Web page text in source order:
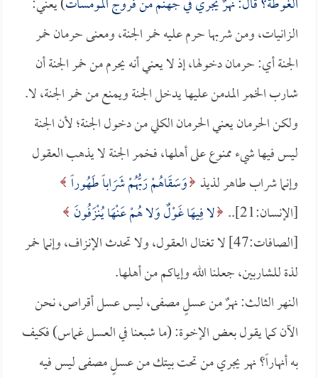
الزانيات، ومن شربها حرم عليه خمر الجنة، ومعنى حرمان خمر
الجنة أي: حرمان دخولها، إذ لا يعني أنه يحرم من خمر الجنة أن
شارب الخمر المدمن عليها يدخل الجنة ويمنع من خمر الجنة، لا.
ولكن الحرمان يعني الحرمان الكلي من دخول الجنة؛ لأن الجنة
ليس فيها شيء ممنوع على أهلها، فخمر الجنة لا يذهب العقول
وإنما شراب طاهر لذيذ وَسَقَاهُمْ رَبُّهُمْ شَرَاباً طَهُوراً
[الإنسان:21]..
لا فِيهَا غَوْلٌ وَلا هُمْ عَنْهَا يُنْزَفُونَ
[الصافات:47] لا تغتال العقول، ولا تحدث الإنزاف، وإنما خمر
لذة للشاربين، جعلنا الله وإياكم من أهلها.
النهر الثالث: نهرٌ من عسلٍ مصفى، ليس عسل أقراص، نحن
الآن كما يقول بعض الإخوة: (ما شبعنا في العسل غماس) فكيف
به أنهاراً؟ نهر يجري من تحت بيتك من عسلٍ مصفى ليس فيه